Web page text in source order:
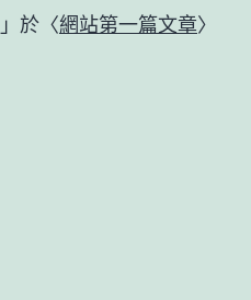
」於〈網站第一篇文章〉